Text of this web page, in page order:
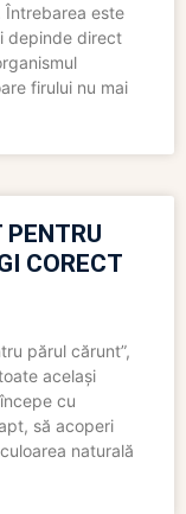
Întrebarea este
depinde direct
firului nu mai
CORECT
părul cărunt”,
același
cu
să acoperi
naturală